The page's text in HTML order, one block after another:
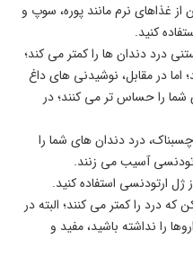
غذاهای نرم مانند پوره، سوپ و
کنید.
درد دندان ها را کمتر می کند؛
در مقابل، نوشیدنی های داغ
شما را حساس تر می کنند؛ در
درد دندان های شما را
آسیب می زنند.
ارتودنسی استفاده کنید.
درد را کمتر می کنند؛ البته در
را نداشته باشید، مفید و